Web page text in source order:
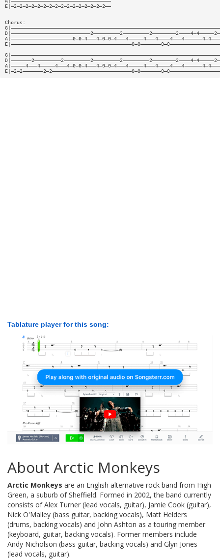
E|—2—2—2—2—2—2—2—2—2—2—2—2—2—2—2—2——
Chorus:
Tablature player for this song:
About Arctic Monkeys
Arctic Monkeys are an English alternative rock band from High
Green, a suburb of Sheffield. Formed in 2002, the band currently
consists of Alex Turner (lead vocals, guitar), Jamie Cook (guitar),
Nick O'Malley (bass guitar, backing vocals), Matt Helders
(drums, backing vocals) and John Ashton as a touring member
(keyboard, guitar, backing vocals). Former members include
Andy Nicholson (bass guitar, backing vocals) and Glyn Jones
(lead vocals, guitar).